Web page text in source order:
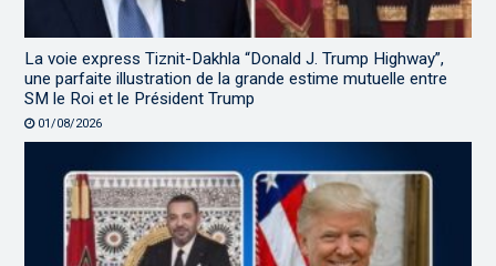
La voie express Tiznit-Dakhla “Donald J. Trump Highway”,
une parfaite illustration de la grande estime mutuelle entre
SM le Roi et le Président Trump
01/08/2026